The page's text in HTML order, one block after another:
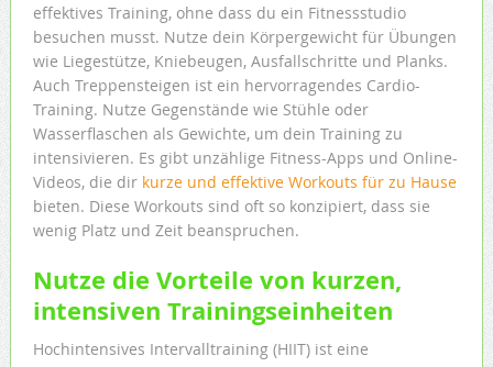
effektives Training, ohne dass du ein Fitnessstudio
besuchen musst. Nutze dein Körpergewicht für Übungen
wie Liegestütze, Kniebeugen, Ausfallschritte und Planks.
Auch Treppensteigen ist ein hervorragendes Cardio-
Training. Nutze Gegenstände wie Stühle oder
Wasserflaschen als Gewichte, um dein Training zu
intensivieren. Es gibt unzählige Fitness-Apps und Online-
Videos, die dir kurze und effektive Workouts für zu Hause
bieten. Diese Workouts sind oft so konzipiert, dass sie
wenig Platz und Zeit beanspruchen.
Nutze die Vorteile von kurzen,
intensiven Trainingseinheiten
Hochintensives Intervalltraining (HIIT) ist eine